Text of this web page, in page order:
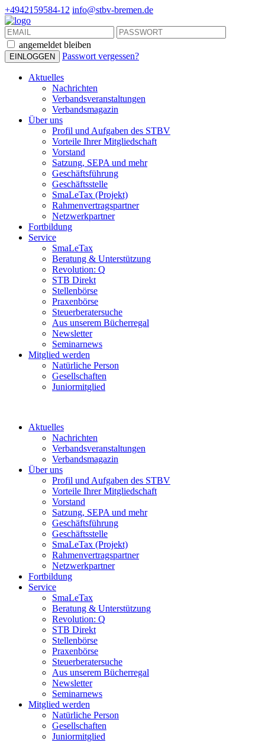
+4942159584-12 info@stbv-bremen.de
angemeldet bleiben
Passwort vergessen?
Aktuelles
Nachrichten
Verbandsveranstaltungen
Verbandsmagazin
Über uns
Profil und Aufgaben des STBV
Vorteile Ihrer Mitgliedschaft
Vorstand
Satzung, SEPA und mehr
Geschäftsführung
Geschäftsstelle
SmaLeTax (Projekt)
Rahmenvertragspartner
Netzwerkpartner
Fortbildung
Service
SmaLeTax
Beratung & Unterstützung
Revolution: Q
STB Direkt
Stellenbörse
Praxenbörse
Steuerberatersuche
Aus unserem Bücherregal
Newsletter
Seminarnews
Mitglied werden
Natürliche Person
Gesellschaften
Juniormitglied
Aktuelles
Nachrichten
Verbandsveranstaltungen
Verbandsmagazin
Über uns
Profil und Aufgaben des STBV
Vorteile Ihrer Mitgliedschaft
Vorstand
Satzung, SEPA und mehr
Geschäftsführung
Geschäftsstelle
SmaLeTax (Projekt)
Rahmenvertragspartner
Netzwerkpartner
Fortbildung
Service
SmaLeTax
Beratung & Unterstützung
Revolution: Q
STB Direkt
Stellenbörse
Praxenbörse
Steuerberatersuche
Aus unserem Bücherregal
Newsletter
Seminarnews
Mitglied werden
Natürliche Person
Gesellschaften
Juniormitglied